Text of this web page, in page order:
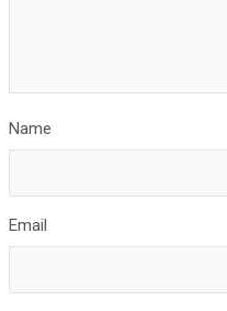
Name
Email